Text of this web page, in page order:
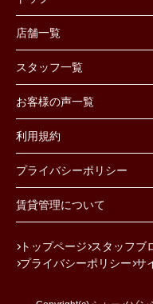
店舗一覧
スタッフ一覧
お客様の声一覧
利用規約
プライバシーポリシー
賃貸管理について
トップページ スタッフブ
プライバシーポリシー サ